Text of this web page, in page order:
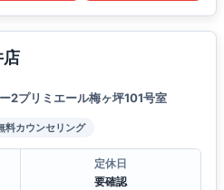
店
2プリミエール梅ヶ坪101号室
料カウンセリング
定休日
要確認